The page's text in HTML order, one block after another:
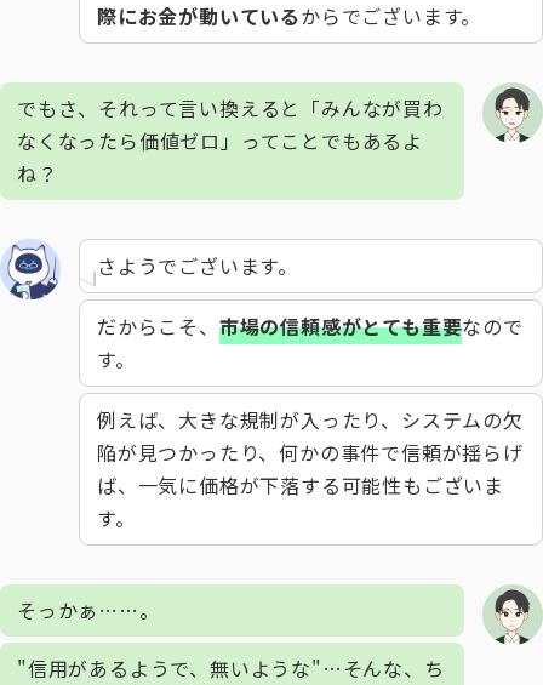
際にお金が動いているからでございます。
でもさ、それって言い換えると「みんなが買わ
なくなったら価値ゼロ」ってことでもあるよ
ね？
さようでございます。
だからこそ、 市場の信頼感がとても重要なので
す。
例えば、大きな規制が入ったり、システムの欠
陥が見つかったり、何かの事件で信頼が揺らげ
ば、一気に価格が下落する可能性もございま
す。
そっかぁ……。
"信用があるようで、無いような"…そんな、ち